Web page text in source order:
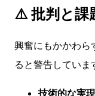
⚠️ 批判と課
興奮にもかかわら
ると警告していま
技術的な実